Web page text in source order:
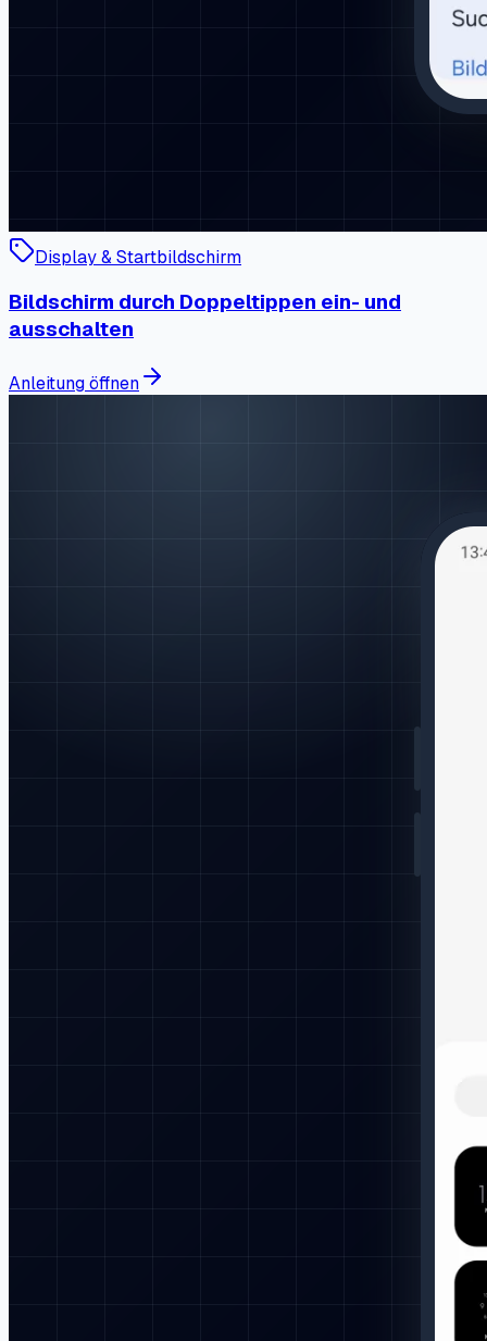
Display & Startbildschirm
Bildschirm durch Doppeltippen ein- und
ausschalten
Anleitung öffnen